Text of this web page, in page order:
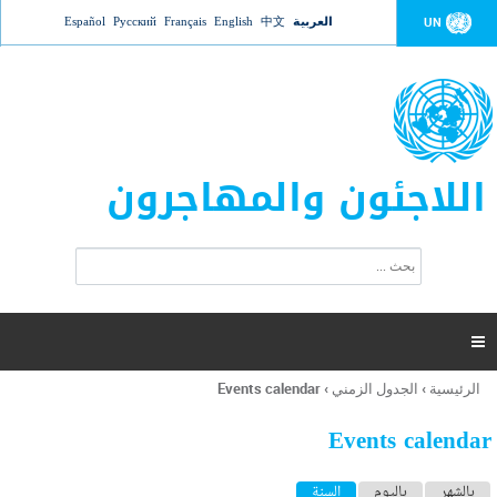
Jump to navigation UN العربية 中文
English
Français
Русский
Español
اللاجئون والمهاجرون
ت
ر
ل
ح
ب

أنت
هنا
الرئيسية › الجدول الزمني ›
Events calendar
Events calendar